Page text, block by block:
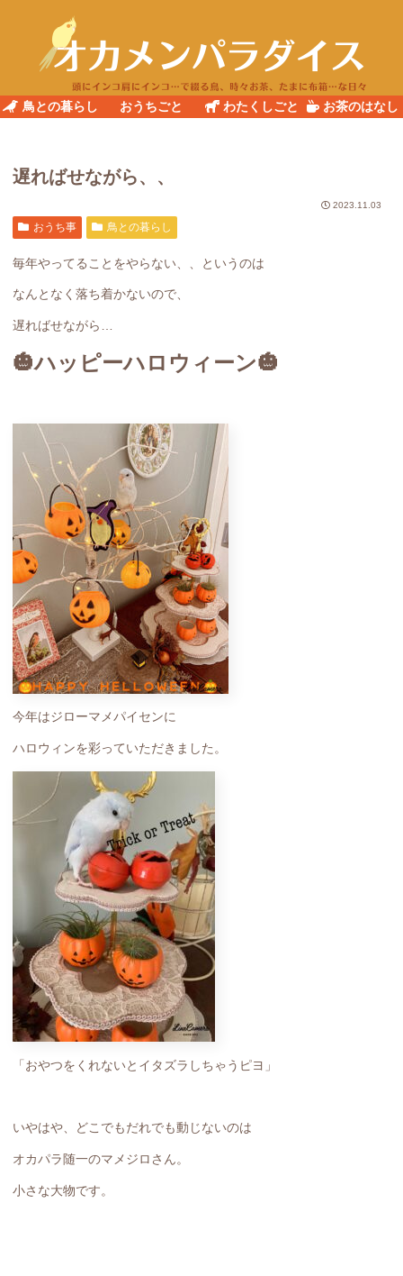
鳥との暮らし おうちごと わたくしごと お茶のはなし
遅ればせながら、、
2023.11.03
おうち事 鳥との暮らし
毎年やってることをやらない、、というのは
なんとなく落ち着かないので、
遅ればせながら…
🎃ハッピーハロウィーン🎃
今年はジローマメパイセンに
ハロウィンを彩っていただきました。
「おやつをくれないとイタズラしちゃうピヨ」
いやはや、どこでもだれでも動じないのは
オカパラ随一のマメジロさん。
小さな大物です。